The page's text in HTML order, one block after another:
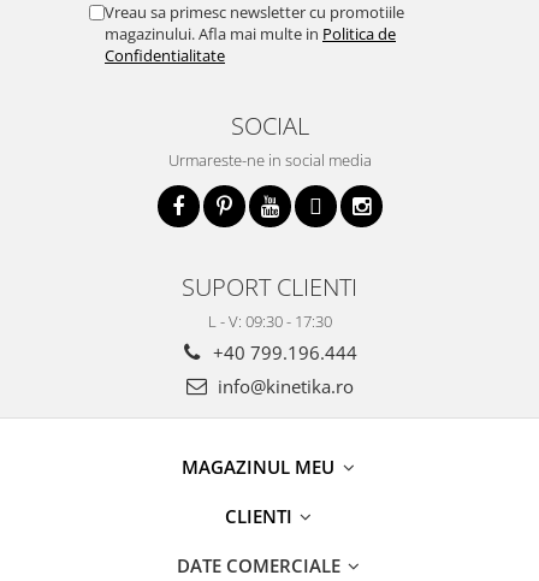
Vreau sa primesc newsletter cu promotiile
magazinului. Afla mai multe in Politica de
Confidentialitate
SOCIAL
Urmareste-ne in social media
SUPORT CLIENTI
L - V: 09:30 - 17:30
+40 799.196.444
info@kinetika.ro
MAGAZINUL MEU
CLIENTI
DATE COMERCIALE